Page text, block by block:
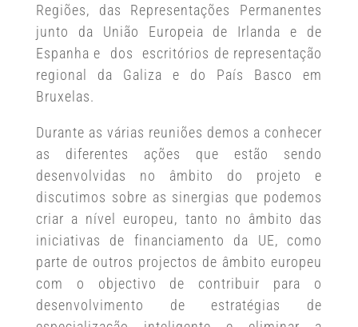
Regiões, das Representações Permanentes
junto da União Europeia de Irlanda e de
Espanha e dos escritórios de representação
regional da Galiza e do País Basco em
Bruxelas.
Durante as várias reuniões demos a conhecer
as diferentes ações que estão sendo
desenvolvidas no âmbito do projeto e
discutimos sobre as sinergias que podemos
criar a nível europeu, tanto no âmbito das
iniciativas de financiamento da UE, como
parte de outros projectos de âmbito europeu
com o objectivo de contribuir para o
desenvolvimento de estratégias de